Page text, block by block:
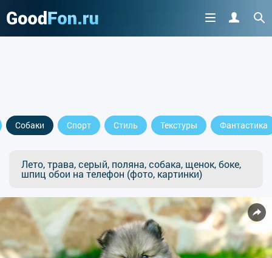
Собаки Спорт Стиль Текстуры Фантастика
Лето, трава, серый, поляна, собака, щенок, боке,
шпиц обои на телефон (фото, картинки)